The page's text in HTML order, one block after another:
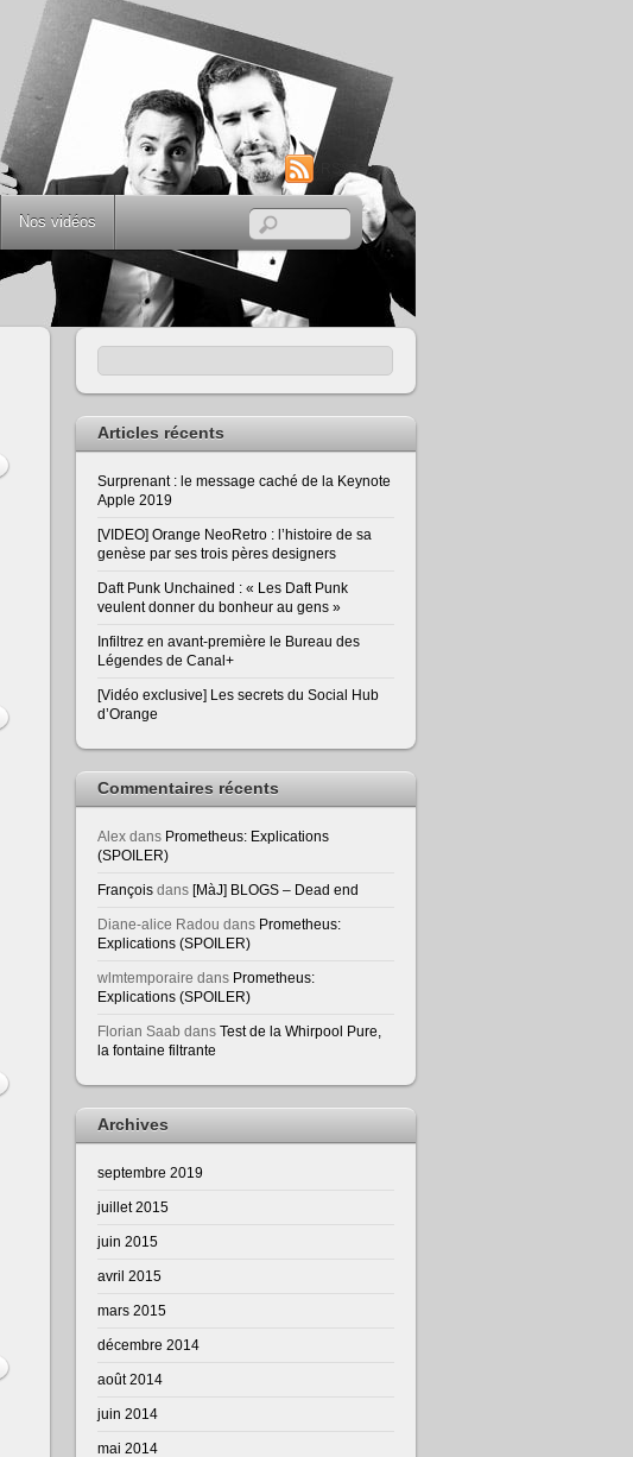
RSS
Nos vidéos
Articles récents
Surprenant : le message caché de la Keynote
Apple 2019
[VIDEO] Orange NeoRetro : l’histoire de sa
genèse par ses trois pères designers
Daft Punk Unchained : « Les Daft Punk
veulent donner du bonheur au gens »
Infiltrez en avant-première le Bureau des
Légendes de Canal+
[Vidéo exclusive] Les secrets du Social Hub
d’Orange
Commentaires récents
Alex dans Prometheus: Explications
(SPOILER)
François dans [MàJ] BLOGS – Dead end
Diane-alice Radou dans Prometheus:
Explications (SPOILER)
wlmtemporaire dans Prometheus:
Explications (SPOILER)
Florian Saab dans Test de la Whirpool Pure,
la fontaine filtrante
Archives
septembre 2019
juillet 2015
juin 2015
avril 2015
mars 2015
décembre 2014
août 2014
juin 2014
mai 2014